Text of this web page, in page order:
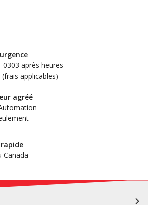
0303 après heures
applicables)
agréé
Canada